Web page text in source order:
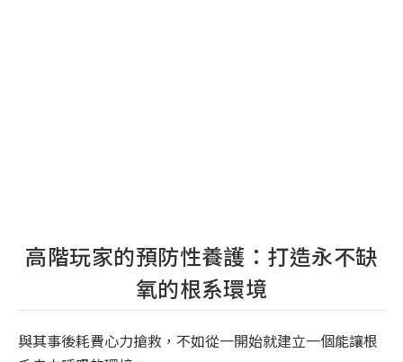
高階玩家的預防性養護：打造永不缺
氧的根系環境
與其事後耗費心力搶救，不如從一開始就建立一個能讓根